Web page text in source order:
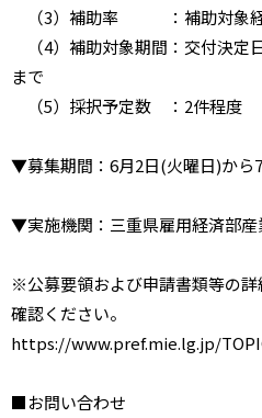
（3）補助率 ：補助対象経
（4）補助対象期間：交付決定
まで
（5）採択予定数 ：2件程度
▼募集期間：6月2日(火曜日)から
▼実施機関：三重県雇用経済部
※公募要領および申請書類等の
確認ください。
https://www.pref.mie.lg.jp/
■お問い合わせ